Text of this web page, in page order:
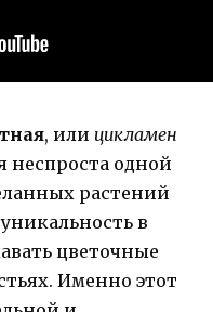
, или цикламен
неспроста одной
растений
в
цветочные
Именно этот